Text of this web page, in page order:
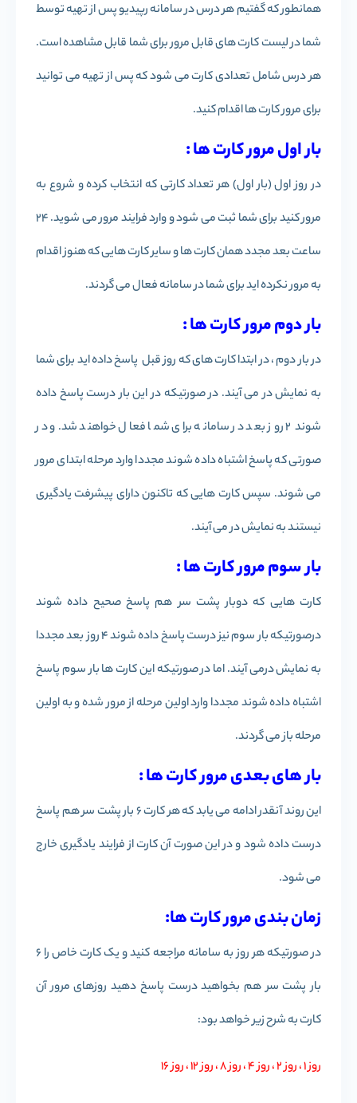
همانطور که گفتیم هر درس در سامانه رپیدیو پس از تهیه توسط
شما در لیست کارت های قابل مرور برای شما قابل مشاهده است.
هر درس شامل تعدادی کارت می شود که پس از تهیه می توانید
برای مرور کارت ها اقدام کنید.
بار اول مرور کارت ها :
در روز اول (بار اول) هر تعداد کارتی که انتخاب کرده و شروع به
مرور کنید برای شما ثبت می شود و وارد فرایند مرور می شوید. 24
ساعت بعد مجدد همان کارت ها و سایر کارت هایی که هنوز اقدام
به مرور نکرده اید برای شما در سامانه فعال می گردند.
بار دوم مرور کارت ها :
در بار دوم ، در ابتدا کارت های که روز قبل پاسخ داده اید برای شما
به نمایش در می آیند. در صورتیکه در این بار درست پاسخ داده
شوند 2 روز بعد در سامانه برای شما فعال خواهند شد.و در
صورتی که پاسخ اشتباه داده شوند مجددا وارد مرحله ابتدای مرور
می شوند. سپس کارت هایی که تاکنون دارای پیشرفت یادگیری
نیستند به نمایش در می آیند.
بار سوم مرور کارت ها :
کارت هایی که دوبار پشت سر هم پاسخ صحیح داده شوند
درصورتیکه بار سوم نیز درست پاسخ داده شوند 4 روز بعد مجددا
به نمایش درمی آیند. اما در صورتیکه این کارت ها بار سوم پاسخ
اشتباه داده شوند مجددا وارد اولین مرحله از مرور شده و به اولین
مرحله باز می گردند.
بار های بعدی مرور کارت ها :
این روند آنقدر ادامه می یابد که هر کارت 6 بار پشت سر هم پاسخ
درست داده شود و در این صورت آن کارت از فرایند یادگیری خارج
می شود.
زمان بندی مرور کارت ها:
در صورتیکه هر روز به سامانه مراجعه کنید و یک کارت خاص را 6
بار پشت سر هم بخواهید درست پاسخ دهید روزهای مرور آن
کارت به شرح زیر خواهد بود:
روز 1 ، روز 2 ، روز 4 ، روز 8 ، روز 12 ، روز 16